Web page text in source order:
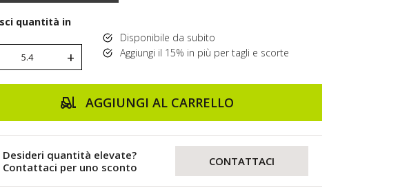
quantità in
+
Disponibile da subito
Aggiungi il 15% in più per tagli e scorte
AGGIUNGI AL CARRELLO
Desideri quantità elevate?
Contattaci per uno sconto
CONTATTACI